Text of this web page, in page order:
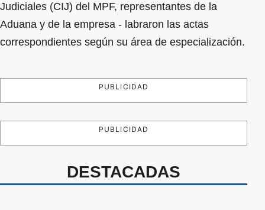
Judiciales (CIJ) del MPF, representantes de la
Aduana y de la empresa - labraron las actas
correspondientes según su área de especialización.
PUBLICIDAD
PUBLICIDAD
DESTACADAS